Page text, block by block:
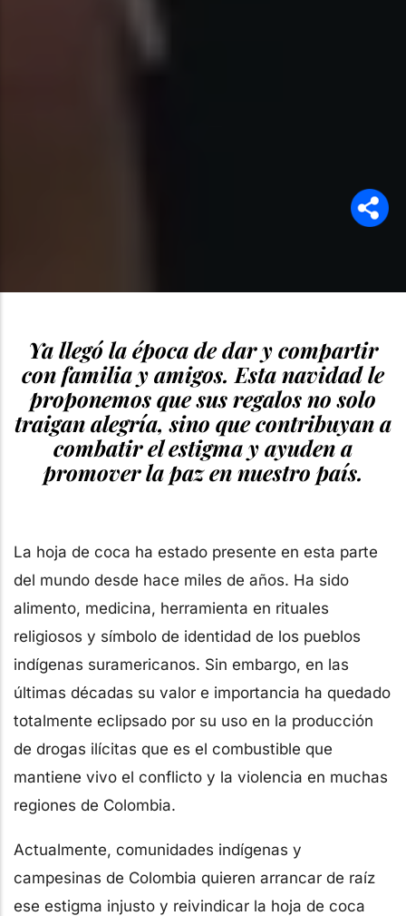
Ya llegó la época de dar y compartir
con familia y amigos. Esta navidad le
proponemos que sus regalos no solo
traigan alegría, sino que contribuyan a
combatir el estigma y ayuden a
promover la paz en nuestro país.
La hoja de coca ha estado presente en esta parte
del mundo desde hace miles de años. Ha sido
alimento, medicina, herramienta en rituales
religiosos y símbolo de identidad de los pueblos
indígenas suramericanos. Sin embargo, en las
últimas décadas su valor e importancia ha quedado
totalmente eclipsado por su uso en la producción
de drogas ilícitas que es el combustible que
mantiene vivo el conflicto y la violencia en muchas
regiones de Colombia.
Actualmente, comunidades indígenas y
campesinas de Colombia quieren arrancar de raíz
ese estigma injusto y reivindicar la hoja de coca